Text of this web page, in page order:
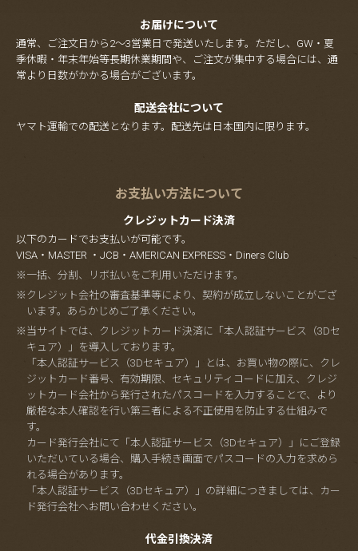
お届けについて
通常、ご注文日から2～3営業日で発送いたします。ただし、GW・夏
季休暇・年末年始等長期休業期間や、ご注文が集中する場合には、通
常より日数がかかる場合がございます。
配送会社について
ヤマト運輸での配送となります。配送先は日本国内に限ります。
お支払い方法について
クレジットカード決済
以下のカードでお支払いが可能です。
VISA・MASTER ・JCB・AMERICAN EXPRESS・Diners Club
※一括、分割、リボ払いをご利用いただけます。
※クレジット会社の審査基準等により、契約が成立しないことがござ
います。あらかじめご了承ください。
※当サイトでは、クレジットカード決済に「本人認証サービス（3Dセ
キュア）」を導入しております。
「本人認証サービス（3Dセキュア）」とは、お買い物の際に、クレ
ジットカード番号、有効期限、セキュリティコードに加え、クレジ
ットカード会社から発行されたパスコードを入力することで、より
厳格な本人確認を行い第三者による不正使用を防止する仕組みで
す。
カード発行会社にて「本人認証サービス（3Dセキュア）」にご登録
いただいている場合、購入手続き画面でパスコードの入力を求めら
れる場合があります。
「本人認証サービス（3Dセキュア）」の詳細につきましては、カー
ド発行会社へお問い合わせください。
代金引換決済